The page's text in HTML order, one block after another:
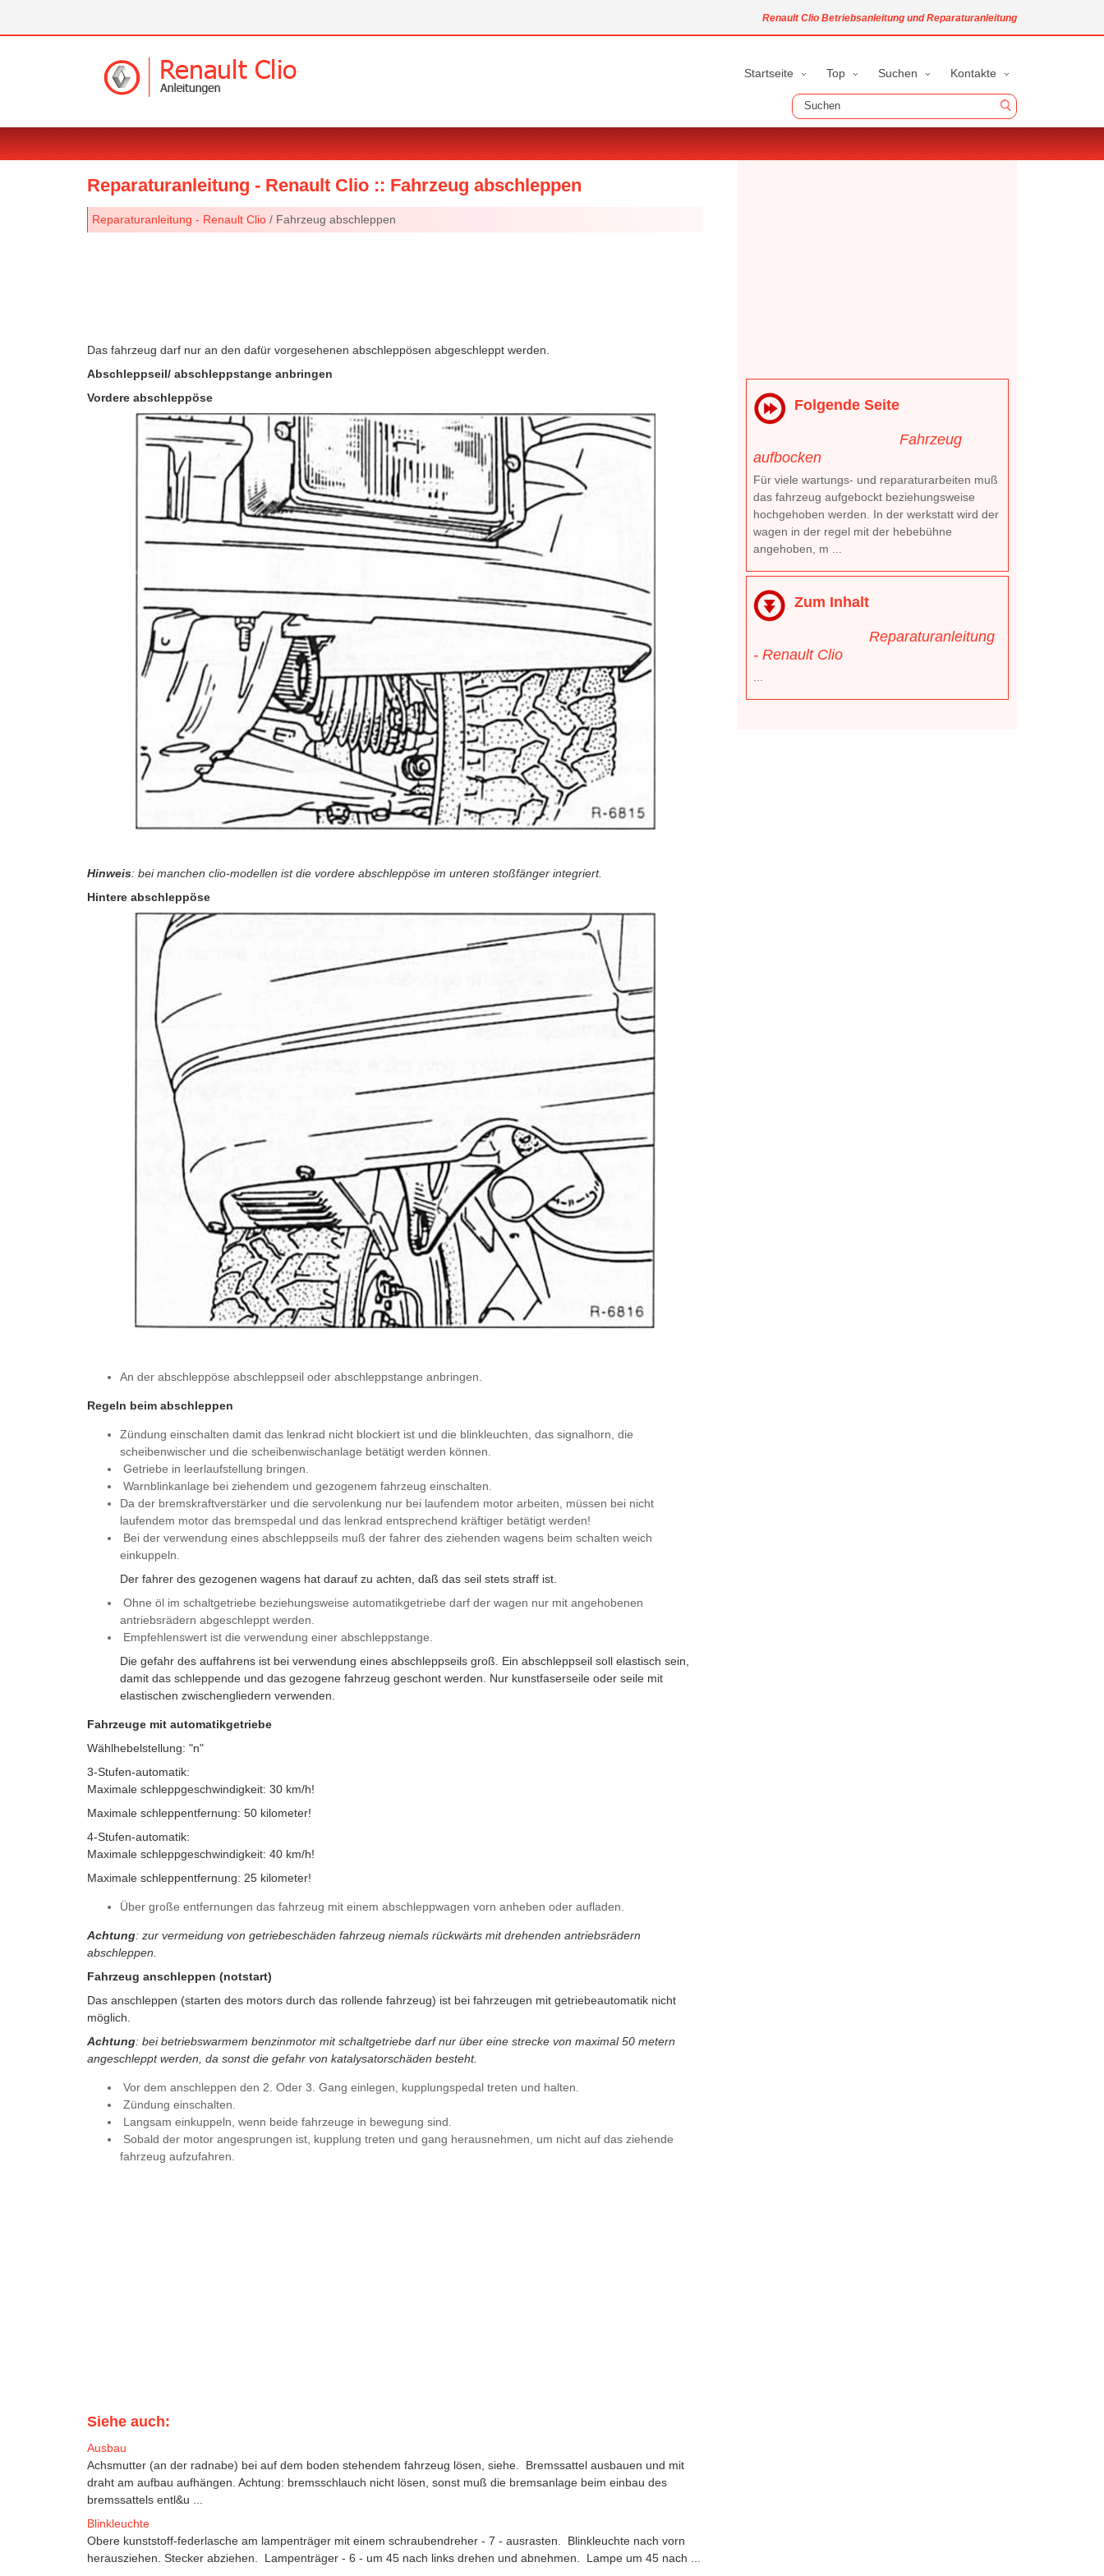
Renault Clio Betriebsanleitung und Reparaturanleitung
Startseite Top Suchen Kontakte
Reparaturanleitung - Renault Clio :: Fahrzeug abschleppen
Reparaturanleitung - Renault Clio / Fahrzeug abschleppen
Das fahrzeug darf nur an den dafür vorgesehenen abschleppösen abgeschleppt werden.
Abschleppseil/ abschleppstange anbringen
Vordere abschleppöse
Hinweis: bei manchen clio-modellen ist die vordere abschleppöse im unteren stoßfänger integriert.
Hintere abschleppöse
An der abschleppöse abschleppseil oder abschleppstange anbringen.
Regeln beim abschleppen
Zündung einschalten damit das lenkrad nicht blockiert ist und die blinkleuchten, das signalhorn, die
scheibenwischer und die scheibenwischanlage betätigt werden können.
Getriebe in leerlaufstellung bringen.
Warnblinkanlage bei ziehendem und gezogenem fahrzeug einschalten.
Da der bremskraftverstärker und die servolenkung nur bei laufendem motor arbeiten, müssen bei nicht
laufendem motor das bremspedal und das lenkrad entsprechend kräftiger betätigt werden!
Bei der verwendung eines abschleppseils muß der fahrer des ziehenden wagens beim schalten weich
einkuppeln.
Der fahrer des gezogenen wagens hat darauf zu achten, daß das seil stets straff ist.
Ohne öl im schaltgetriebe beziehungsweise automatikgetriebe darf der wagen nur mit angehobenen
antriebsrädern abgeschleppt werden.
Empfehlenswert ist die verwendung einer abschleppstange.
Die gefahr des auffahrens ist bei verwendung eines abschleppseils groß. Ein abschleppseil soll elastisch sein,
damit das schleppende und das gezogene fahrzeug geschont werden. Nur kunstfaserseile oder seile mit
elastischen zwischengliedern verwenden.
Fahrzeuge mit automatikgetriebe
Wählhebelstellung: "n"
3-Stufen-automatik:
Maximale schleppgeschwindigkeit: 30 km/h!
Maximale schleppentfernung: 50 kilometer!
4-Stufen-automatik:
Maximale schleppgeschwindigkeit: 40 km/h!
Maximale schleppentfernung: 25 kilometer!
Über große entfernungen das fahrzeug mit einem abschleppwagen vorn anheben oder aufladen.
Achtung: zur vermeidung von getriebeschäden fahrzeug niemals rückwärts mit drehenden antriebsrädern
abschleppen.
Fahrzeug anschleppen (notstart)
Das anschleppen (starten des motors durch das rollende fahrzeug) ist bei fahrzeugen mit getriebeautomatik nicht
möglich.
Achtung: bei betriebswarmem benzinmotor mit schaltgetriebe darf nur über eine strecke von maximal 50 metern
angeschleppt werden, da sonst die gefahr von katalysatorschäden besteht.
Vor dem anschleppen den 2. Oder 3. Gang einlegen, kupplungspedal treten und halten.
Zündung einschalten.
Langsam einkuppeln, wenn beide fahrzeuge in bewegung sind.
Sobald der motor angesprungen ist, kupplung treten und gang herausnehmen, um nicht auf das ziehende
fahrzeug aufzufahren.
Siehe auch:
Ausbau
Achsmutter (an der radnabe) bei auf dem boden stehendem fahrzeug lösen, siehe. Bremssattel ausbauen und mit
draht am aufbau aufhängen. Achtung: bremsschlauch nicht lösen, sonst muß die bremsanlage beim einbau des
bremssattels entl&u ...
Blinkleuchte
Obere kunststoff-federlasche am lampenträger mit einem schraubendreher - 7 - ausrasten. Blinkleuchte nach vorn
herausziehen. Stecker abziehen. Lampenträger - 6 - um 45 nach links drehen und abnehmen. Lampe um 45 nach ...
Folgende Seite
Fahrzeug
aufbocken
Für viele wartungs- und reparaturarbeiten muß
das fahrzeug aufgebockt beziehungsweise
hochgehoben werden. In der werkstatt wird der
wagen in der regel mit der hebebühne
angehoben, m ...
Zum Inhalt
Reparaturanleitung
- Renault Clio